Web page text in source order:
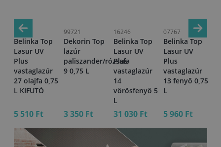
27910
Belinka Top
Lasur UV
Plus
vastaglazúr
27 olajfa 0,75
L KIFUTÓ
5 510 Ft
99721
Dekorin Top
lazúr
paliszander/rózsafa
9 0,75 L
3 350 Ft
16246
Belinka Top
Lasur UV
Plus
vastaglazúr
14
vörösfenyő 5
L
31 030 Ft
07767
Belinka Top
Lasur UV
Plus
vastaglazúr
13 fenyő 0,75
L
5 960 Ft